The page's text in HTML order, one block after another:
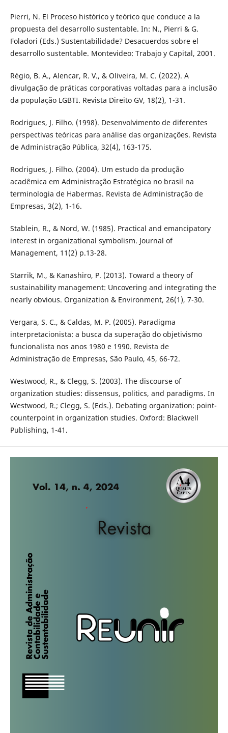
Pierri, N. El Proceso histórico y teórico que conduce a la
propuesta del desarrollo sustentable. In: N., Pierri & G.
Foladori (Eds.) Sustentabilidade? Desacuerdos sobre el
desarrollo sustentable. Montevideo: Trabajo y Capital, 2001.
Régio, B. A., Alencar, R. V., & Oliveira, M. C. (2022). A
divulgação de práticas corporativas voltadas para a inclusão
da população LGBTI. Revista Direito GV, 18(2), 1-31.
Rodrigues, J. Filho. (1998). Desenvolvimento de diferentes
perspectivas teóricas para análise das organizações. Revista
de Administração Pública, 32(4), 163-175.
Rodrigues, J. Filho. (2004). Um estudo da produção
acadêmica em Administração Estratégica no brasil na
terminologia de Habermas. Revista de Administração de
Empresas, 3(2), 1-16.
Stablein, R., & Nord, W. (1985). Practical and emancipatory
interest in organizational symbolism. Journal of
Management, 11(2) p.13-28.
Starrik, M., & Kanashiro, P. (2013). Toward a theory of
sustainability management: Uncovering and integrating the
nearly obvious. Organization & Environment, 26(1), 7-30.
Vergara, S. C., & Caldas, M. P. (2005). Paradigma
interpretacionista: a busca da superação do objetivismo
funcionalista nos anos 1980 e 1990. Revista de
Administração de Empresas, São Paulo, 45, 66-72.
Westwood, R., & Clegg, S. (2003). The discourse of
organization studies: dissensus, politics, and paradigms. In
Westwood, R.; Clegg, S. (Eds.). Debating organization: point-
counterpoint in organization studies. Oxford: Blackwell
Publishing, 1-41.